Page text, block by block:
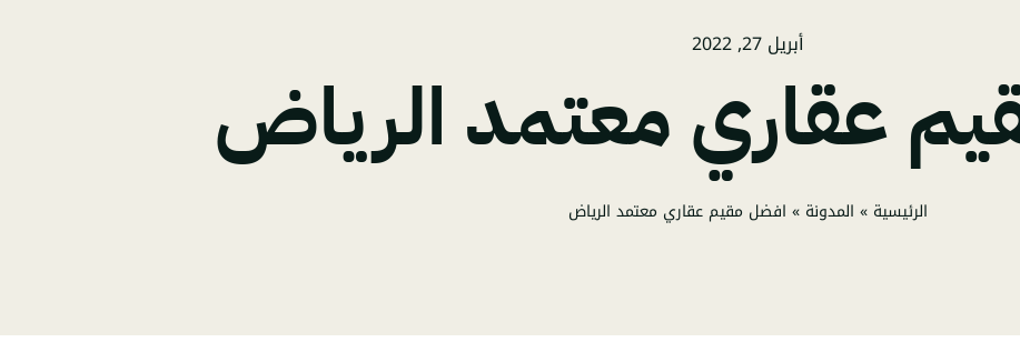
أبريل 27, 2022
عقاري معتمد الرياض
الرئيسية » المدونة » افضل مقيم عقاري معتمد الرياض